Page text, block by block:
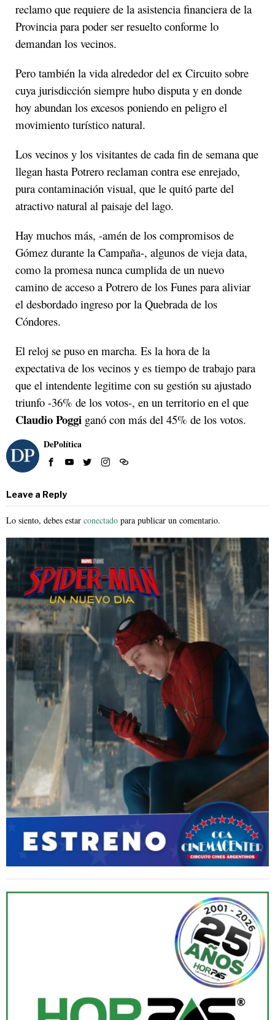
reclamo que requiere de la asistencia financiera de la
Provincia para poder ser resuelto conforme lo
demandan los vecinos.
Pero también la vida alrededor del ex Circuito sobre
cuya jurisdicción siempre hubo disputa y en donde
hoy abundan los excesos poniendo en peligro el
movimiento turístico natural.
Los vecinos y los visitantes de cada fin de semana que
llegan hasta Potrero reclaman contra ese enrejado,
pura contaminación visual, que le quitó parte del
atractivo natural al paisaje del lago.
Hay muchos más, -amén de los compromisos de
Gómez durante la Campaña-, algunos de vieja data,
como la promesa nunca cumplida de un nuevo
camino de acceso a Potrero de los Funes para aliviar
el desbordado ingreso por la Quebrada de los
Cóndores.
El reloj se puso en marcha. Es la hora de la
expectativa de los vecinos y es tiempo de trabajo para
que el intendente legitime con su gestión su ajustado
triunfo -36% de los votos-, en un territorio en el que
Claudio Poggi ganó con más del 45% de los votos.
DePolítica
Leave a Reply
Lo siento, debes estar conectado para publicar un comentario.